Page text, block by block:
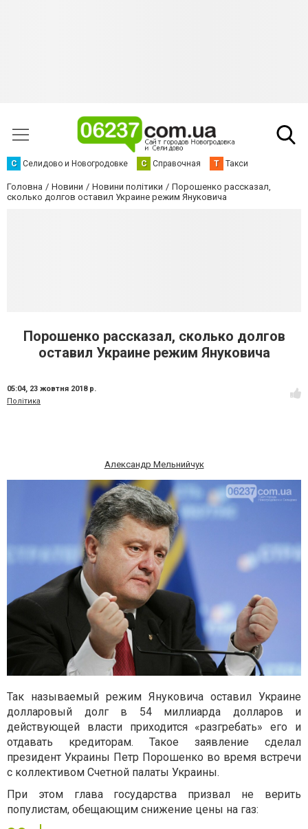
С Селидово и Новогродовке С Справочная Т Такси
Головна Новини Новини політики
Порошенко рассказал,
сколько долгов оставил Украине режим Януковича
Порошенко рассказал, сколько долгов
оставил Украине режим Януковича
05:04, 23 жовтня 2018 р.
Політика
Александр Мельнийчук
Так называемый режим Януковича оставил Украине
долларовый долг в 54 миллиарда долларов и
действующей власти приходится «разгребать» его и
отдавать кредиторам. Такое заявление сделал
президент Украины Петр Порошенко во время встречи
с коллективом Счетной палаты Украины.
При этом глава государства призвал не верить
популистам, обещающим снижение цены на газ: